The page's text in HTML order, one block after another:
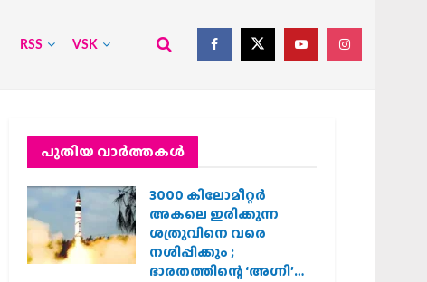
RSS VSK
പുതിയ വാര്‍ത്തകള്‍
3000 കിലോമീറ്റർ
അകലെ ഇരിക്കുന്ന
ശത്രുവിനെ വരെ
നശിപ്പിക്കും ;
ഭാരതത്തിന്റെ ‘അഗ്നി’